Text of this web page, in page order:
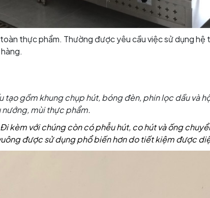
thực phẩm. Thường được yêu cầu việc sử dụng hệ
gồm khung chụp hút, bóng đèn, phin lọc dầu và
nướng, mùi thực phẩm.
kèm với chúngcòn có phễu hút, co hút và ống
được sử dụng phổ biến hơn do tiết kiệm được